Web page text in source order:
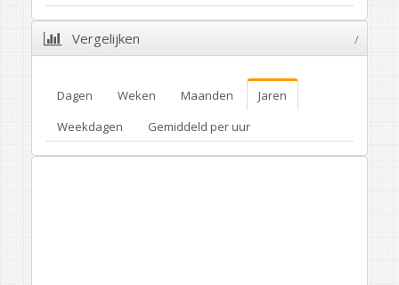
Vergelijken /
Dagen Weken Maanden
Jaren
Weekdagen
Gemiddeld per uur